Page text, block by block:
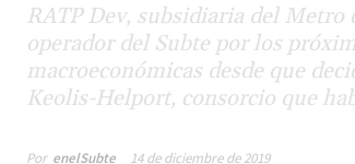
RATP Dev, subsidiaria del
operador del Subte por los
macroeconómicas desde que
Keolis-Helport, consorcio que
Por enelSubte 14 de diciembre de 2019